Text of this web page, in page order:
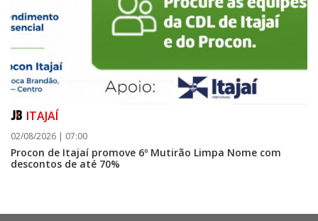
ITAJAÍ
02/08/2026 | 07:00
Procon de Itajaí promove 6º Mutirão Limpa Nome com
descontos de até 70%